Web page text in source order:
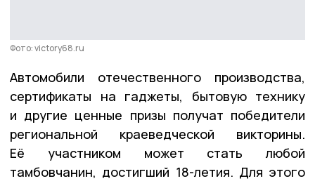
Фото: victory68.ru
Автомобили отечественного производства,
сертификаты на гаджеты, бытовую технику
и другие ценные призы получат победители
региональной краеведческой викторины.
Её участником может стать любой
тамбовчанин, достигший 18-летия. Для этого